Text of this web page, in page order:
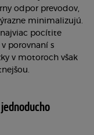
odpor prevodov,
minimalizujú.
pocítite
porovnaní s
v motoroch však